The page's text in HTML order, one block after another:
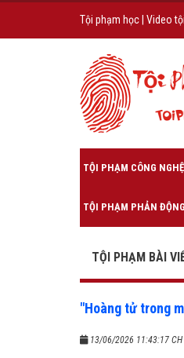
Tội phạm học Video
TỘI PHẠM CÔNG
TỘI PHẠM PHẢN ĐỘNG
TỘI PHẠM BÀI
"Hoàng tử trong
13/06/2026 11:43:17 CH